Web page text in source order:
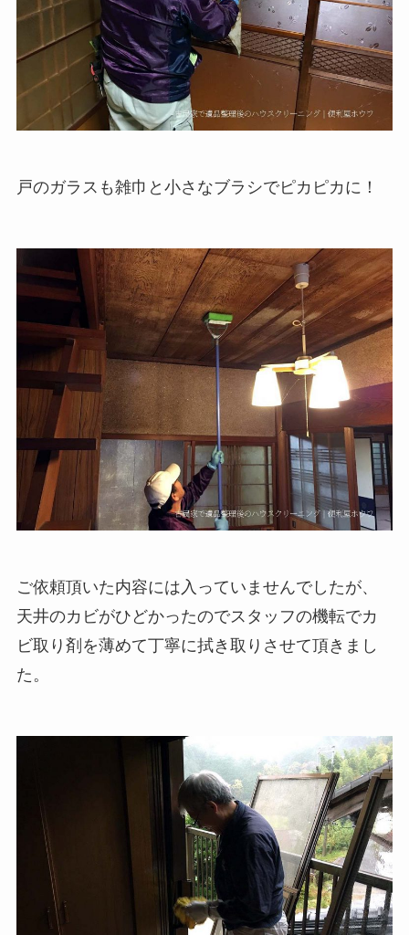
戸のガラスも雑巾と小さなブラシでピカピカに！
ご依頼頂いた内容には入っていませんでしたが、
天井のカビがひどかったのでスタッフの機転でカ
ビ取り剤を薄めて丁寧に拭き取りさせて頂きまし
た。